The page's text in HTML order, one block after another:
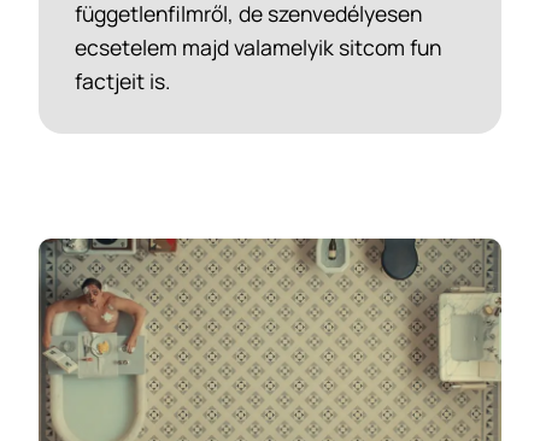
függetlenfilmről, de szenvedélyesen
ecsetelem majd valamelyik sitcom fun
factjeit is.